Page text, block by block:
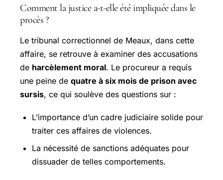
Comment la justice a-t-elle été impliquée dans le
procès ?
Le tribunal correctionnel de Meaux, dans cette
affaire, se retrouve à examiner des accusations
de harcèlement moral. Le procureur a requis
une peine de quatre à six mois de prison avec
sursis, ce qui soulève des questions sur :
L’importance d’un cadre judiciaire solide pour
traiter ces affaires de violences.
La nécessité de sanctions adéquates pour
dissuader de telles comportements.